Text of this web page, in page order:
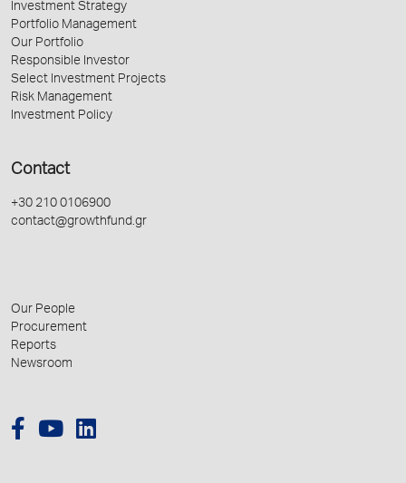
Investment Strategy
Portfolio Management
Our Portfolio
Responsible Investor
Select Investment Projects
Risk Management
Investment Policy
Contact
+30 210 0106900
contact@growthfund.gr
Our People
Procurement
Reports
Newsroom